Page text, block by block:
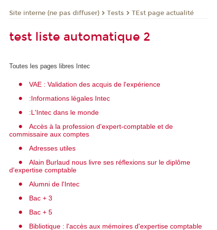
Site interne (ne pas diffuser) Tests TEst page actualité
test liste automatique 2
Toutes les pages libres Intec
VAE : Validation des acquis de l'expérience
:Informations légales Intec
:L'Intec dans le monde
Accès à la profession d'expert-comptable et de
commissaire aux comptes
Adresses utiles
Alain Burlaud nous livre ses réflexions sur le diplôme
d'expertise comptable
Alumni de l'Intec
Bac + 3
Bac + 5
Bibliotique : l'accès aux mémoires d'expertise comptable